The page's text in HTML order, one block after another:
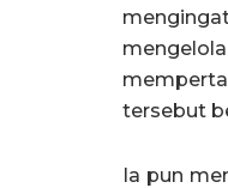
tersebut
Ia pun